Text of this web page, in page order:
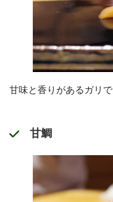
甘味と香りがあるガリ
甘鯛